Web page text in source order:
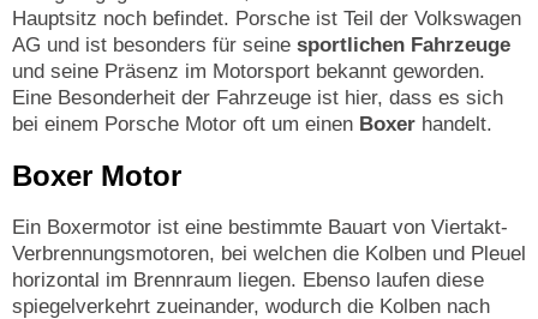
Hauptsitz noch befindet. Porsche ist Teil der Volkswagen
AG und ist besonders für seine sportlichen Fahrzeuge
und seine Präsenz im Motorsport bekannt geworden.
Eine Besonderheit der Fahrzeuge ist hier, dass es sich
bei einem Porsche Motor oft um einen Boxer handelt.
Boxer Motor
Ein Boxermotor ist eine bestimmte Bauart von Viertakt-
Verbrennungsmotoren, bei welchen die Kolben und Pleuel
horizontal im Brennraum liegen. Ebenso laufen diese
spiegelverkehrt zueinander, wodurch die Kolben nach